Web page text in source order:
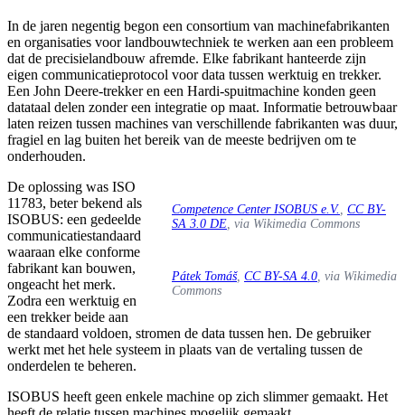
In de jaren negentig begon een consortium van machinefabrikanten
en organisaties voor landbouwtechniek te werken aan een probleem
dat de precisielandbouw afremde. Elke fabrikant hanteerde zijn
eigen communicatieprotocol voor data tussen werktuig en trekker.
Een John Deere-trekker en een Hardi-spuitmachine konden geen
datataal delen zonder een integratie op maat. Informatie betrouwbaar
laten reizen tussen machines van verschillende fabrikanten was duur,
fragiel en lag buiten het bereik van de meeste bedrijven om te
onderhouden.
Competence Center ISOBUS e.V. CC BY-
SA 3.0 DE , via Wikimedia Commons
Pátek Tomáš, CC BY-SA 4.0 , via Wikimedia
Commons
De oplossing was ISO
11783, beter bekend als
ISOBUS: een gedeelde
communicatiestandaard
waaraan elke conforme
fabrikant kan bouwen,
ongeacht het merk.
Zodra een werktuig en
een trekker beide aan
de standaard voldoen, stromen de data tussen hen. De gebruiker
werkt met het hele systeem in plaats van de vertaling tussen de
onderdelen te beheren.
ISOBUS heeft geen enkele machine op zich slimmer gemaakt. Het